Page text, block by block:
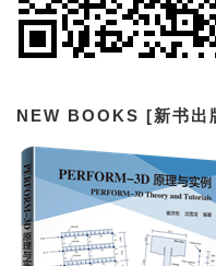
NEW BOOKS [新书出